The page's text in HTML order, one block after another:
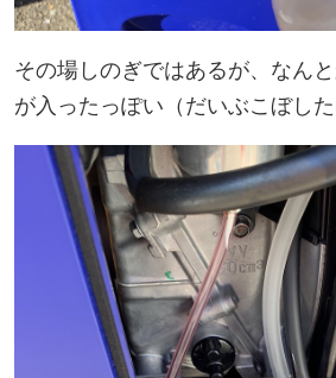
その場しのぎではあるが、なん
が入ったっぽい（だいぶこぼした